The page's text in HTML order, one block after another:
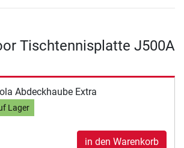
Tischtennisplatte J500A
Abdeckhaube Extra
Lager
in den Warenkorb